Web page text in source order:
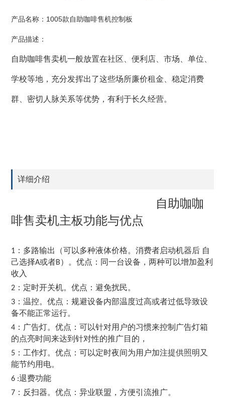
产品名称：1005款自助咖啡售机控制板
产品描述：
自助咖啡售卖机一般放置在社区、便利店、市场、单位、
学校等地，充分发挥出了这些场所廉价租金、稳定消费
群、密切人脉关系等优势，有利于长久经营。
详细介绍
自助咖咖
啡售卖机主板功能与优点
1 ：多路输出（可以多种液体价格。消费者启动机器后 自
己选择A或者B）。优点：同一台设备，两种可以增加盈利
收入
2：定时开关机。优点：避免扰民。
3：温控。优点：规避设备内部温度过高或者过低导致设
备不能正常运行。
4：广告灯。优点：可以针对用户的习惯来控制广告灯箱
的点亮时间来达到针对性的推广目的，
5：工作灯。优点：可以定时夜间为用户加注提供照明又
能节约用电。
6 :退费功能
7：反扫器。优点：异业联盟，方便引流推广。